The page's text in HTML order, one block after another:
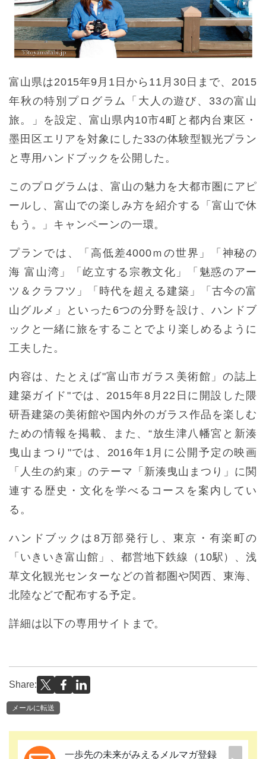
富山県は2015年9月1日から11月30日まで、2015
年秋の特別プログラム「大人の遊び、33の富山
旅。」を設定、富山県内10市4町と都内台東区・
墨田区エリアを対象にした33の体験型観光プラン
と専用ハンドブックを公開した。
このプログラムは、富山の魅力を大都市圏にアピ
ールし、富山での楽しみ方を紹介する「富山で休
もう。」キャンペーンの一環。
プランでは、「高低差4000ｍの世界」「神秘の
海 富山湾」「屹立する宗教文化」「魅惑のアー
ツ＆クラフツ」「時代を超える建築」「古今の富
山グルメ」といった6つの分野を設け、ハンドブ
ックと一緒に旅をすることでより楽しめるように
工夫した。
内容は、たとえば"富山市ガラス美術館」の誌上
建築ガイド"では、2015年8月22日に開設した隈
研吾建築の美術館や国内外のガラス作品を楽しむ
ための情報を掲載、また、“放生津八幡宮と新湊
曳山まつり"では、2016年1月に公開予定の映画
「人生の約束」のテーマ「新湊曳山まつり」に関
連する歴史・文化を学べるコースを案内してい
る。
ハンドブックは8万部発行し、東京・有楽町の
「いきいき富山館」、都営地下鉄線（10駅）、浅
草文化観光センターなどの首都圏や関西、東海、
北陸などで配布する予定。
詳細は以下の専用サイトまで。
Share:
メールに転送
一歩先の未来がみえるメルマガ登録